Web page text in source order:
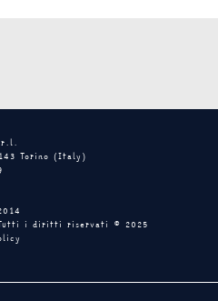
Torino (Italy)
i diritti riservati © 2025